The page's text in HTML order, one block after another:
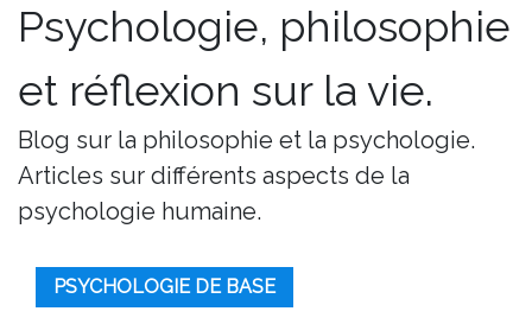
Psychologie, philosophie
et réflexion sur la vie.
Blog sur la philosophie et la psychologie.
Articles sur différents aspects de la
psychologie humaine.
PSYCHOLOGIE DE BASE